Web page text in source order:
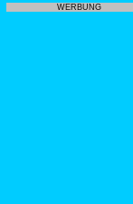
WERBUNG